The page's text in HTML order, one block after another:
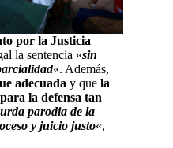
por la Justicia
la sentencia «sin
«. Además,
adecuada y que la
la defensa tan
parodia de la
y juicio justo«,